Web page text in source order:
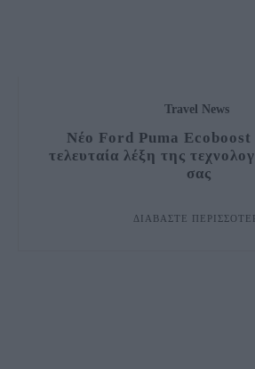
Travel News
Νέο Ford Puma
τελευταία λέξη της
σας
ΔΙΑΒΆΣΤΕ